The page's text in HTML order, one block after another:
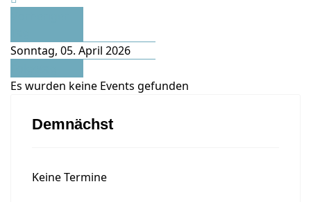
Sonntag, 05. April 2026
Es wurden keine Events gefunden
Demnächst
Keine Termine